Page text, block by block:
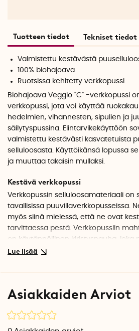
Tuotteen tiedot Tekniset tiedot
Valmistettu kestävästä
100% biohajoava
Ruotsissa kehitetty verkkopussi
Biohajoava Veggio "C" -verkkopussi
verkkopussi, jota voi käyttää
hedelmien, vihannesten, sipulien ja
säilytyspussina. Elintarvikekäyttöön
valmistettu kestävästi kasvatetuista
selluloosasta. Käyttöikänsä lopussa
ja muuttaa takaisin mullaksi.
Kestävä verkkopussi
Verkkopussin selluloosamateriaali on
tavallisissa puuvillaverkkopusseissa.
myös siinä mielessä, että ne ovat
tarvittaessa pestä. Verkkopussiin
on käytännöllinen kiristysnauha, joka
paikallaan.
se sopii täydellisesti käytettäväksi
vihannesosastolla. Pussiin voi laittaa
omenoita, sitruunoita tai monia
ja juureksia. Verkkopussi on
Asiakkaiden Arviot